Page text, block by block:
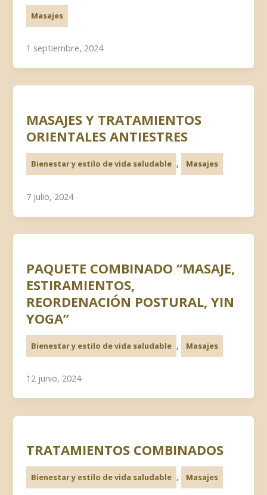
Masajes
1 septiembre, 2024
MASAJES Y TRATAMIENTOS
ORIENTALES ANTIESTRES
Bienestar y estilo de vida saludable , Masajes
7 julio, 2024
PAQUETE COMBINADO “MASAJE,
ESTIRAMIENTOS,
REORDENACIÓN POSTURAL, YIN
YOGA”
Bienestar y estilo de vida saludable , Masajes
12 junio, 2024
TRATAMIENTOS COMBINADOS
Bienestar y estilo de vida saludable , Masajes